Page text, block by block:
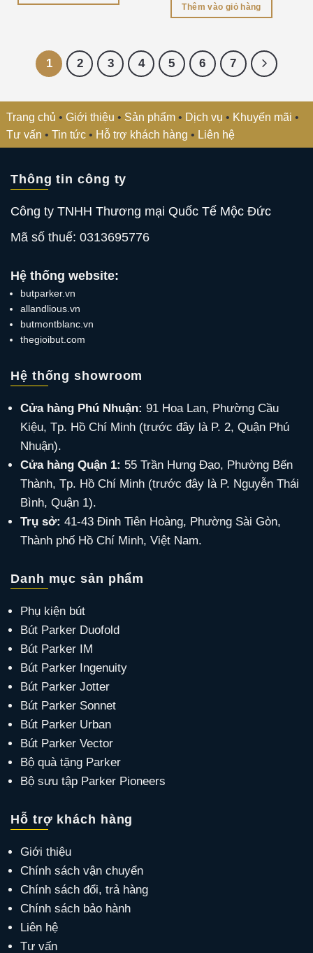
Thêm vào giỏ hàng
1 2 3 4 5 6 7
Trang chủ • Giới thiệu • Sản phẩm • Dịch vụ • Khuyến mãi •
Tư vấn • Tin tức • Hỗ trợ khách hàng • Liên hệ
Thông tin công ty
Công ty TNHH Thương mại Quốc Tế Mộc Đức
Mã số thuế: 0313695776
Hệ thống website:
butparker.vn
allandlious.vn
butmontblanc.vn
thegioibut.com
Hệ thống showroom
Cửa hàng Phú Nhuận: 91 Hoa Lan, Phường Cầu
Kiệu, Tp. Hồ Chí Minh (trước đây là P. 2, Quận Phú
Nhuận).
Cửa hàng Quận 1: 55 Trần Hưng Đạo, Phường Bến
Thành, Tp. Hồ Chí Minh (trước đây là P. Nguyễn Thái
Bình, Quận 1).
Trụ sở: 41-43 Đinh Tiên Hoàng, Phường Sài Gòn,
Thành phố Hồ Chí Minh, Việt Nam.
Danh mục sản phẩm
Phụ kiện bút
Bút Parker Duofold
Bút Parker IM
Bút Parker Ingenuity
Bút Parker Jotter
Bút Parker Sonnet
Bút Parker Urban
Bút Parker Vector
Bộ quà tặng Parker
Bộ sưu tập Parker Pioneers
Hỗ trợ khách hàng
Giới thiệu
Chính sách vận chuyển
Chính sách đổi, trả hàng
Chính sách bảo hành
Liên hệ
Tư vấn